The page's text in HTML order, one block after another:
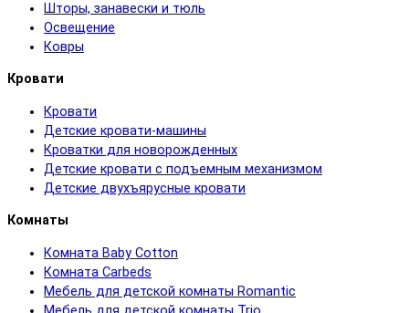
Шторы, занавески и тюль
Освещение
Ковры
Кровати
Кровати
Детские кровати-машины
Кроватки для новорожденных
Детские кровати с подъемным механизмом
Детские двухъярусные кровати
Комнаты
Комната Baby Cotton
Комната Carbeds
Мебель для детской комнаты Romantic